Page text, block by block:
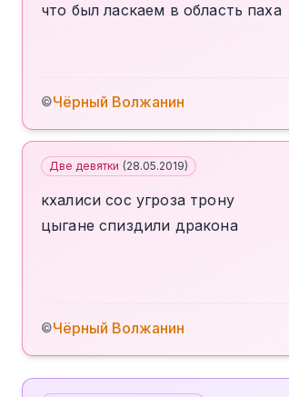
что был ласкаем в область паха
©Чёрный Волжанин
Две девятки (28.05.2019)
кхалиси сос угроза трону
цыгане спиздили дракона
©Чёрный Волжанин